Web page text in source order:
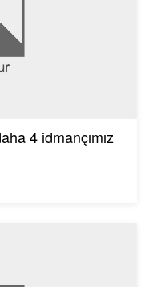
4 idmançımız